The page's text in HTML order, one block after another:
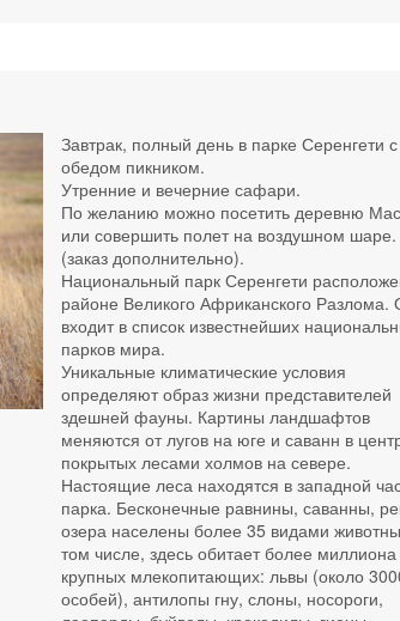
Завтрак, полный день в парке Серенгети с
обедом пикником.
Утренние и вечерние сафари.
По желанию можно посетить деревню
или совершить полет на воздушном шаре.
(заказ дополнительно).
Национальный парк Серенгети
районе Великого Африканского Разлома.
входит в список известнейших
парков мира.
Уникальные климатические условия
определяют образ жизни представителей
здешней фауны. Картины ландшафтов
меняются от лугов на юге и саванн в
покрытых лесами холмов на севере.
Настоящие леса находятся в западной
парка. Бесконечные равнины, саванны,
озера населены более 35 видами
том числе, здесь обитает более миллиона
крупных млекопитающих: львы (около
особей), антилопы гну, слоны, носороги,